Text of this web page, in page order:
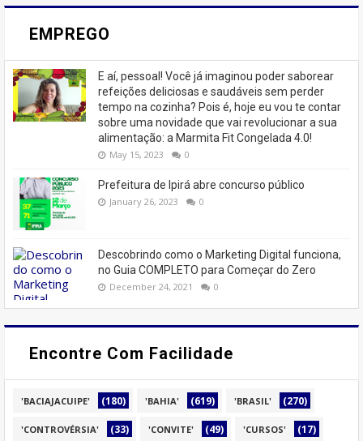
EMPREGO
E aí, pessoal! Você já imaginou poder saborear
refeições deliciosas e saudáveis ​​sem perder
tempo na cozinha? Pois é, hoje eu vou te contar
sobre uma novidade que vai revolucionar a sua
alimentação: a Marmita Fit Congelada 4.0!
May 15, 2023 0
Prefeitura de Ipirá abre concurso público
January 26, 2023 0
Descobrindo como o Marketing Digital funciona,
no Guia COMPLETO para Começar do Zero
December 24, 2021 0
Encontre Com Facilidade
'BACIAJACUIPE' (180) 'BAHIA' (619) 'BRASIL' (270)
'CONTROVÉRSIA' (33) 'CONVITE' (49) 'CURSOS' (17)